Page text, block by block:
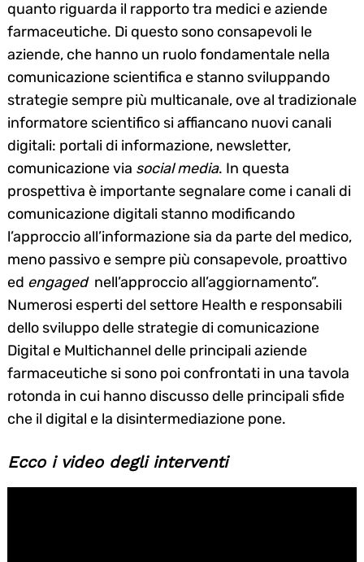
quanto riguarda il rapporto tra medici e aziende
farmaceutiche. Di questo sono consapevoli le
aziende, che hanno un ruolo fondamentale nella
comunicazione scientifica e stanno sviluppando
strategie sempre più multicanale, ove al tradizionale
informatore scientifico si affiancano nuovi canali
digitali: portali di informazione, newsletter,
comunicazione via social media. In questa
prospettiva è importante segnalare come i canali di
comunicazione digitali stanno modificando
l’approccio all’informazione sia da parte del medico,
meno passivo e sempre più consapevole, proattivo
ed engagednell’approccio all’aggiornamento”.
Numerosi esperti del settore Health e responsabili
dello sviluppo delle strategie di comunicazione
Digital e Multichannel delle principali aziende
farmaceutiche si sono poi confrontati in una tavola
rotonda in cui hanno discusso delle principali sfide
che il digital e la disintermediazione pone.
Ecco i video degli interventi